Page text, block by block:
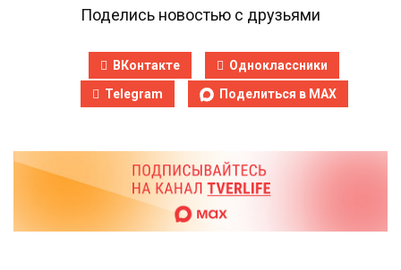
Поделись новостью с друзьями
ВКонтакте
Одноклассники
Telegram
Поделиться в MAX